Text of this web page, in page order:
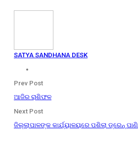
SATYA SANDHANA DESK
Prev Post
ଆଜିର ରାଶିଫଳ
Next Post
ଜିଲ୍ଲାପାଳଙ୍କ କାର୍ଯ୍ୟାଳୟରେ ପଶିଲା ଡ୍ରେନ୍ ପାଣି